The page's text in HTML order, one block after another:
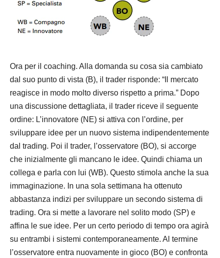
Ora per il coaching. Alla domanda su cosa sia cambiato
dal suo punto di vista (B), il trader risponde: “Il mercato
reagisce in modo molto diverso rispetto a prima.” Dopo
una discussione dettagliata, il trader riceve il seguente
ordine: L’innovatore (NE) si attiva con l’ordine, per
sviluppare idee per un nuovo sistema indipendentemente
dal trading. Poi il trader, l’osservatore (BO), si accorge
che inizialmente gli mancano le idee. Quindi chiama un
collega e parla con lui (WB). Questo stimola anche la sua
immaginazione. In una sola settimana ha ottenuto
abbastanza indizi per sviluppare un secondo sistema di
trading. Ora si mette a lavorare nel solito modo (SP) e
affina le sue idee. Per un certo periodo di tempo ora agirà
su entrambi i sistemi contemporaneamente. Al termine
l’osservatore entra nuovamente in gioco (BO) e confronta